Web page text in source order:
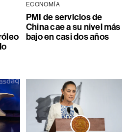
ECONOMÍA
PMI de servicios de
China cae a su nivel más
bajo en casi dos años